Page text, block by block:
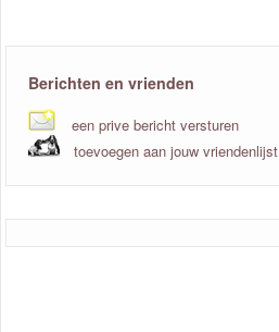
Berichten en vrienden
een prive bericht versturen
toevoegen aan jouw vriendenlijst